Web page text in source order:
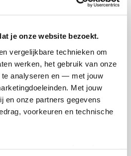
je onze website bezoekt.
vergelijkbare technieken om
werken, het gebruik van onze
analyseren en — met jouw
Met jouw
en onze partners gegevens
voorkeuren en technische
badges